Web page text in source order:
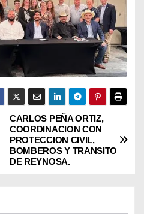
CARLOS PEÑA ORTIZ,
COORDINACION CON
PROTECCION CIVIL,
BOMBEROS Y TRANSITO
DE REYNOSA.